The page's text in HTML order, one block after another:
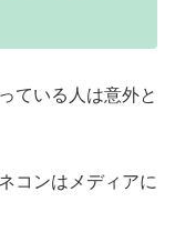
ている人は意外と
コンはメディアに